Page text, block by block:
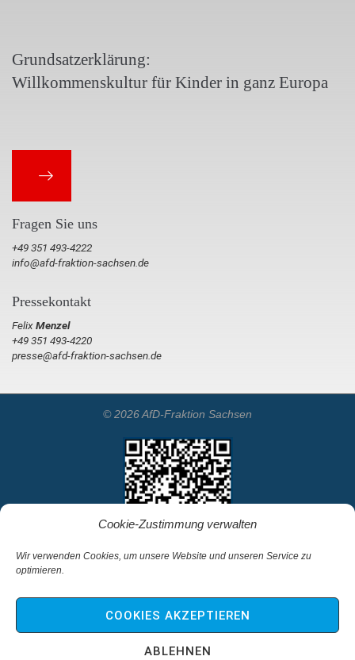
Cookie-Zustimmung verwalten
Wir verwenden Cookies, um unsere Website und unseren Service zu
optimieren.
COOKIES AKZEPTIEREN
ABLEHNEN
Grundsatzerklärung:
Willkommenskultur für Kinder in ganz Europa
Fragen Sie uns
+49 351 493-4222
info@afd-fraktion-sachsen.de
Pressekontakt
FelixMenzel
+49 351 493-4220
presse@afd-fraktion-sachsen.de
© 2026 AfD-Fraktion Sachsen
Startseite
Kontakt
Impressum & Haftungsausschluss
Datenschutz